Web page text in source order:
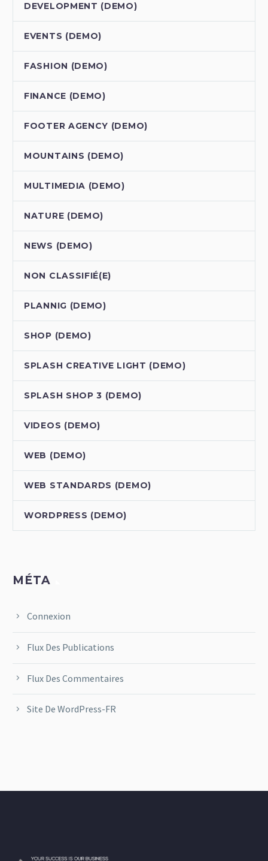
DEVELOPMENT (DEMO)
EVENTS (DEMO)
FASHION (DEMO)
FINANCE (DEMO)
FOOTER AGENCY (DEMO)
MOUNTAINS (DEMO)
MULTIMEDIA (DEMO)
NATURE (DEMO)
NEWS (DEMO)
NON CLASSIFIÉ(E)
PLANNIG (DEMO)
SHOP (DEMO)
SPLASH CREATIVE LIGHT (DEMO)
SPLASH SHOP 3 (DEMO)
VIDEOS (DEMO)
WEB (DEMO)
WEB STANDARDS (DEMO)
WORDPRESS (DEMO)
MÉTA
Connexion
Flux Des Publications
Flux Des Commentaires
Site De WordPress-FR